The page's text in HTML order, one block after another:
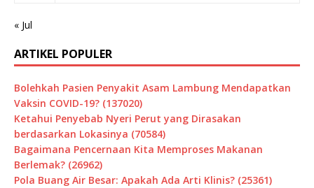
« Jul
ARTIKEL POPULER
Bolehkah Pasien Penyakit Asam Lambung Mendapatkan
Vaksin COVID-19? (137020)
Ketahui Penyebab Nyeri Perut yang Dirasakan
berdasarkan Lokasinya (70584)
Bagaimana Pencernaan Kita Memproses Makanan
Berlemak? (26962)
Pola Buang Air Besar: Apakah Ada Arti Klinis? (25361)